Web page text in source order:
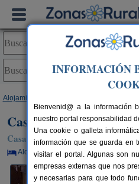
Alojamientos
Casa Rural A Casoa
Casa Rural en Santa Eulalia de
Alquiler por habitaciones 10
INFORMACIÓN
Bienvenid@ a la información
nuestro portal responsabilidad
Una cookie o galleta
información que se guarda en
visitar el portal. Algunas son
empresas externas que nos
y necesarias para que todo